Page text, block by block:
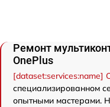
Ремонт
OnePlus
[dataset:services:name]
специализированном
опытными мастерами.